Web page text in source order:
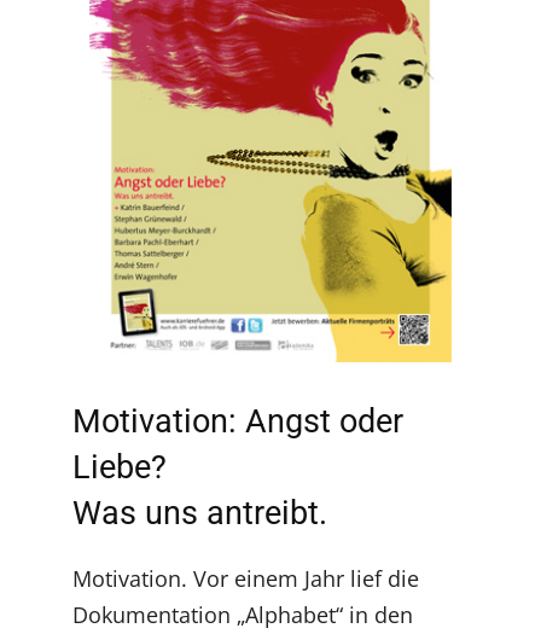
Motivation: Angst oder
Liebe?
Was uns antreibt.
Motivation. Vor einem Jahr lief die
Dokumentation „Alphabet“ in den